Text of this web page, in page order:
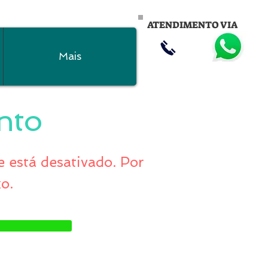
Mais
ATENDIMENTO VIA
está desativado. Por